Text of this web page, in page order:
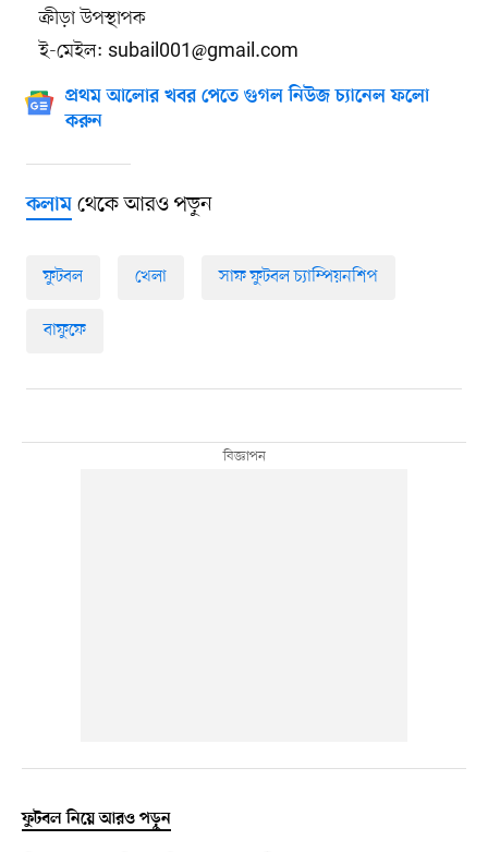
ক্রীড়া উপস্থাপক
ই-মেইল: subail001@gmail.com
প্রথম আলোর খবর পেতে গুগল নিউজ চ্যানেল ফলো
করুন
কলামথেকে আরও পড়ুন
ফুটবল খেলা সাফ ফুটবল চ্যাম্পিয়নশিপ
বাফুফে
ফুটবল নিয়ে আরও পড়ুন